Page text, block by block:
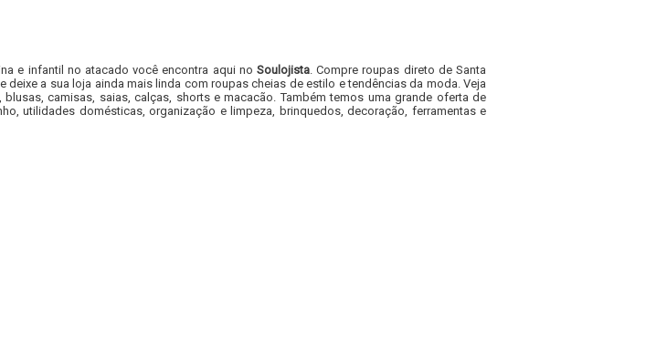
e infantil no atacado você encontra aqui no Soulojista. Compre roupas direto de Santa
deixe a sua loja ainda mais linda com roupas cheias de estilo e tendências da moda. Veja
camisas, saias, calças, shorts e macacão. Também temos uma grande oferta de
utilidades domésticas, organização e limpeza, brinquedos, decoração, ferramentas e